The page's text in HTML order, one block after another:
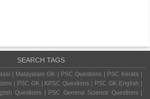
SEARCH TAGS
| Malayalam GK | PSC Questions | PSC Kerala |
| PSC GK | KPSC Questions | PSC GK English |
Questions | PSC General Science Questions |